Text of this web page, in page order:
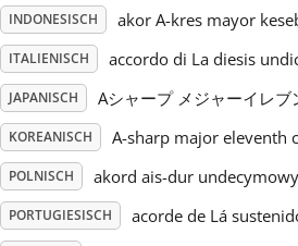
Türkçe
简体中文
繁體中文
INDONESISCH akor A-kres mayor
ITALIENISCH accordo di La diesis
JAPANISCH Aシャープ メジャーイレブ
KOREANISCH A-sharp major eleventh
POLNISCH akord ais-dur undecymowy
PORTUGIESISCH acorde de Lá